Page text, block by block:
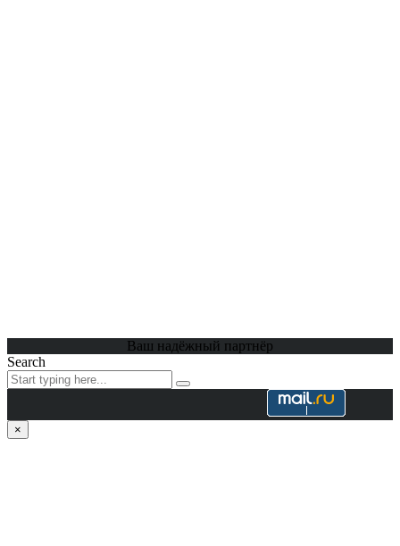
Ваш надёжный партнёр
Search
×